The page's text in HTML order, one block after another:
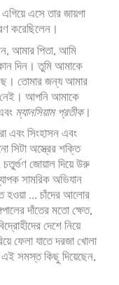
এসে তার জায়গা
করেছিলেন।
আমার পিতা, আমি
দিন। তুমি আমাকে
তোমার জন্য আমার
নেই। আপনি আমাকে
ম্যানসিয়াম প্রতীক।
এবং সিংহাসন এবং
সিটা অস্ত্রের শক্তি
চতুর্গুণ জোয়াল দিয়ে উরু
সামরিক অভিযান
হওয়া ... চাঁদের আলোর
দাঁতের মতো ক্ষেত,
দেশে নিয়ে
ফেলা যাতে দরজা খোলা
সমস্ত কিছু দিয়েছেন,